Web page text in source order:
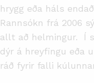
hrygg eða háls
Rannsókn frá 2006
allt að helmingur. Í
dýr á hreyfingu eða
ráð fyrir falli